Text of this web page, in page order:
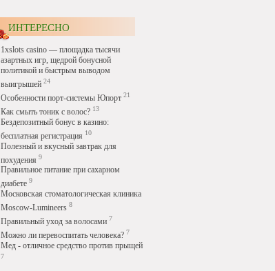
ИНТЕРЕСНО
1xslots casino — площадка тысячи
азартных игр, щедрой бонусной
политикой и быстрым выводом
выигрышей 24
Особенности порт-системы Юпорт 21
Как смыть тоник с волос? 13
Бездепозитный бонус в казино:
бесплатная регистрация 10
Полезный и вкусный завтрак для
похудения 9
Правильное питание при сахарном
диабете 9
Московская стоматологическая клиника
Moscow-Lumineers 8
Правильный уход за волосами 7
Можно ли перевоспитать человека? 7
Мед - отличное средство против прыщей
7